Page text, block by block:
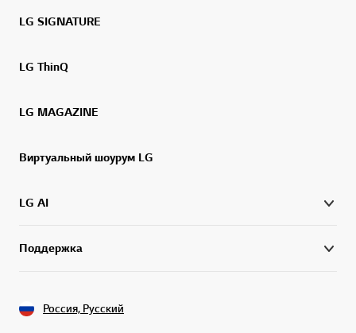
LG SIGNATURE
LG ThinQ
LG MAGAZINE
Виртуальный шоурум LG
LG AI
Поддержка
Россия, Русский